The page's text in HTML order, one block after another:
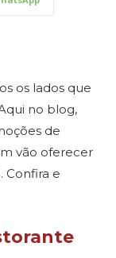
os lados que
no blog,
de
vão oferecer
Confira e